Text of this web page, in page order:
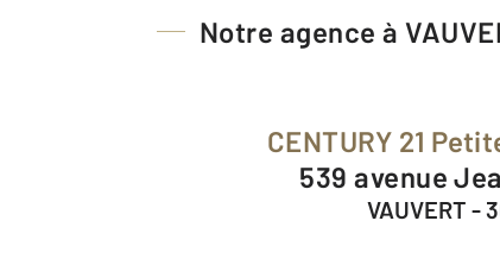
Notre agence à
CENTURY 21
539 avenue
VAUVERT -